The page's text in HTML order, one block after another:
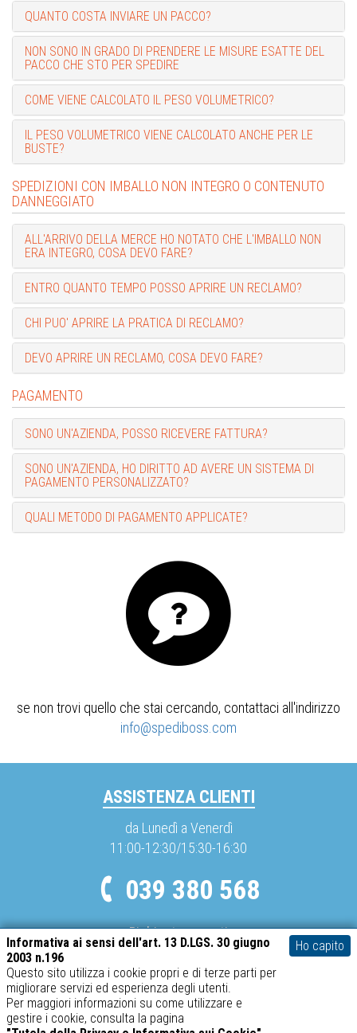
Informativa ai sensi dell'art. 13 D.LGS. 30 giugno
2003 n.196
Questo sito utilizza i cookie propri e di terze parti per
migliorare servizi ed esperienza degli utenti.
Per maggiori informazioni su come utilizzare e
gestire i cookie, consulta la pagina
Ho capito
QUANTO COSTA INVIARE UN PACCO?
NON SONO IN GRADO DI PRENDERE LE MISURE ESATTE DEL
PACCO CHE STO PER SPEDIRE
COME VIENE CALCOLATO IL PESO VOLUMETRICO?
IL PESO VOLUMETRICO VIENE CALCOLATO ANCHE PER LE
BUSTE?
SPEDIZIONI CON IMBALLO NON INTEGRO O CONTENUTO
DANNEGGIATO
ALL'ARRIVO DELLA MERCE HO NOTATO CHE L'IMBALLO NON
ERA INTEGRO, COSA DEVO FARE?
ENTRO QUANTO TEMPO POSSO APRIRE UN RECLAMO?
CHI PUO' APRIRE LA PRATICA DI RECLAMO?
DEVO APRIRE UN RECLAMO, COSA DEVO FARE?
PAGAMENTO
SONO UN'AZIENDA, POSSO RICEVERE FATTURA?
SONO UN'AZIENDA, HO DIRITTO AD AVERE UN SISTEMA DI
PAGAMENTO PERSONALIZZATO?
QUALI METODO DI PAGAMENTO APPLICATE?
se non trovi quello che stai cercando, contattaci all'indirizzo
info@spediboss.com
ASSISTENZA CLIENTI
da Lunedì a Venerdì
11:00-12:30/15:30-16:30
039 380 568
Richieste urgenti
info@spediboss.com
METODI DI PAGAMENTO
Mastercard